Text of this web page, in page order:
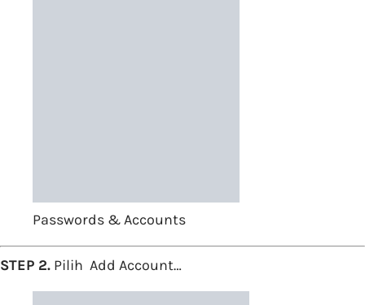
Passwords & Accounts
STEP 2. Pilih Add Account…